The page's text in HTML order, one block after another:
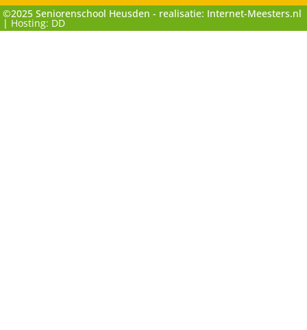
©2025 Seniorenschool Heusden - realisatie: Internet-Meesters.nl
| Hosting: DD